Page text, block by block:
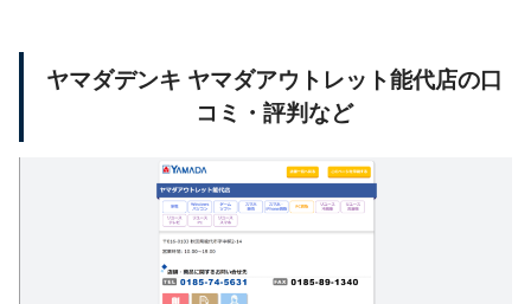
ヤマダデンキ ヤマダアウトレット能代店の口
コミ・評判など